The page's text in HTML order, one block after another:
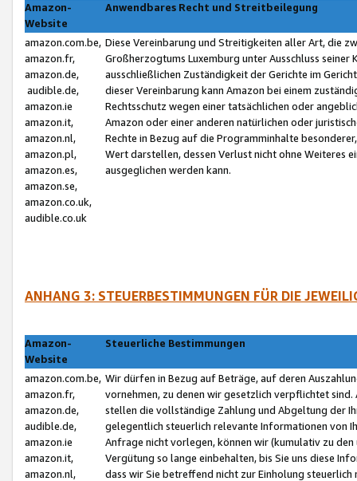
Amazon-
Website
Anwendbares Recht und Streitbeilegung
amazon.com.be,
amazon.fr,
amazon.de,
audible.de,
amazon.ie
amazon.it,
amazon.nl,
amazon.pl,
amazon.es,
amazon.se,
amazon.co.uk,
audible.co.uk
Diese Vereinbarung und Streitigkeiten aller Art, die
Großherzogtums Luxemburg unter Ausschluss
ausschließlichen Zuständigkeit der Gerichte im
dieser Vereinbarung kann Amazon bei einem
Rechtsschutz wegen einer tatsächlichen oder
Amazon oder einer anderen natürlichen oder
Rechte in Bezug auf die Programminhalte
Wert darstellen, dessen Verlust nicht ohne Weiteres
ausgeglichen werden kann.
ANHANG 3: STEUERBESTIMMUNGEN FÜR DIE
Amazon-
Website
Steuerliche Bestimmungen
amazon.com.be,
amazon.fr,
amazon.de,
audible.de,
amazon.ie
amazon.it,
amazon.nl,
Wir dürfen in Bezug auf Beträge, auf deren
vornehmen, zu denen wir gesetzlich verpflichtet
stellen die vollständige Zahlung und Abgeltung der
gelegentlich steuerlich relevante Informationen von
Anfrage nicht vorlegen, können wir (kumulativ zu
Vergütung so lange einbehalten, bis Sie uns diese
dass wir Sie betreffend nicht zur Einholung